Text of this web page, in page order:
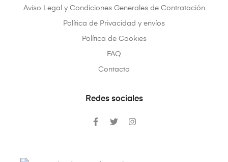
Aviso Legal y Condiciones Generales de Contratación
Política de Privacidad y envíos
Política de Cookies
FAQ
Contacto
Redes sociales